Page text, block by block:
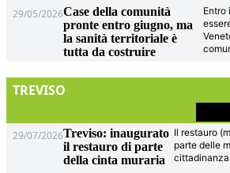
29/05/2026Case della comunità
pronte entro giugno, ma
la sanità territoriale è
tutta da costruire
Entro
TREVISO
29/07/2026Treviso: inaugurato
il restauro di parte
della cinta muraria
Il restauro
parte delle